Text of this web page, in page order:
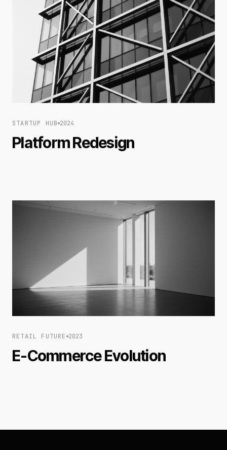
STARTUP HUB 2024
Platform Redesign
RETAIL FUTURE 2023
E-Commerce Evolution